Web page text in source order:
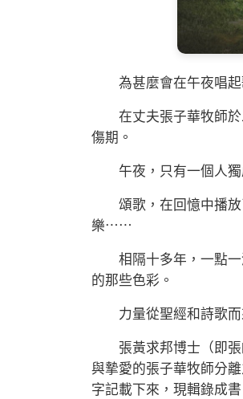
為甚麼會在午夜唱起
在丈夫張子華牧師於
傷期。
午夜，只有一個人獨
頌歌，在回憶中播放
樂⋯⋯
相隔十多年，一點一
的那些色彩。
力量從聖經和詩歌而
張黃求邦博士（即張
與摯愛的張子華牧師分
字記載下來，現輯錄成